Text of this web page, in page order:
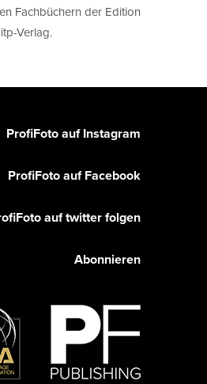
Fachbüchern der Edition
Verlag.
ProfiFoto auf Instagram
ProfiFoto auf Facebook
auf twitter folgen
Abonnieren